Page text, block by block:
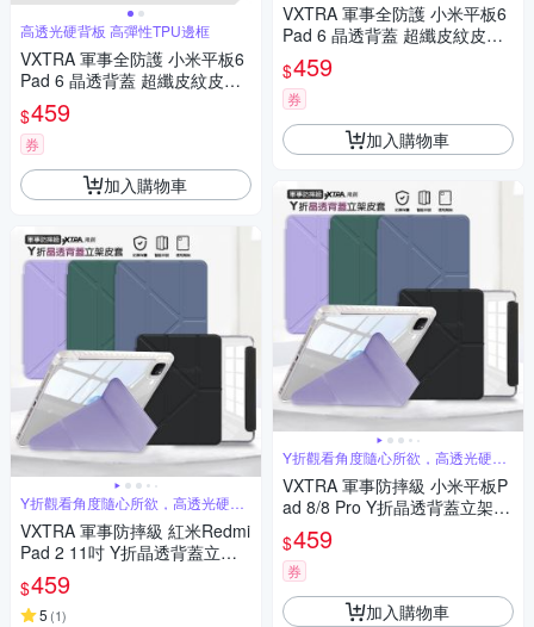
高透光硬背板 高彈性TPU邊框
VXTRA 軍事全防護 小米平板6
Pad 6 晶透背蓋 超纖皮紋皮套
含筆槽(鬱香紫)
$459
券
加入購物車
Y折觀看角度隨心所欲，高透光硬背
板
VXTRA 軍事防摔級 紅米Redmi
Pad 2 11吋 Y折晶透背蓋立架
皮套 含筆槽
$459
5 (1)
VXTRA 軍事全防護 小米平板6
Pad 6 晶透背蓋 超纖皮紋皮套
含筆槽(太空灰)
$459
券
加入購物車
Y折觀看角度隨心所欲，高透光硬背
板
VXTRA 軍事防摔級 小米平板P
ad 8/8 Pro Y折晶透背蓋立架皮
套 含筆槽
$459
券
加入購物車